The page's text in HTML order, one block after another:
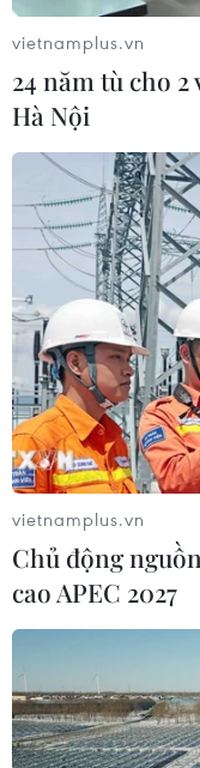
vietnamplus.vn
24 năm tù cho 2
Hà Nội
vietnamplus.vn
Chủ động
cao APEC 2027